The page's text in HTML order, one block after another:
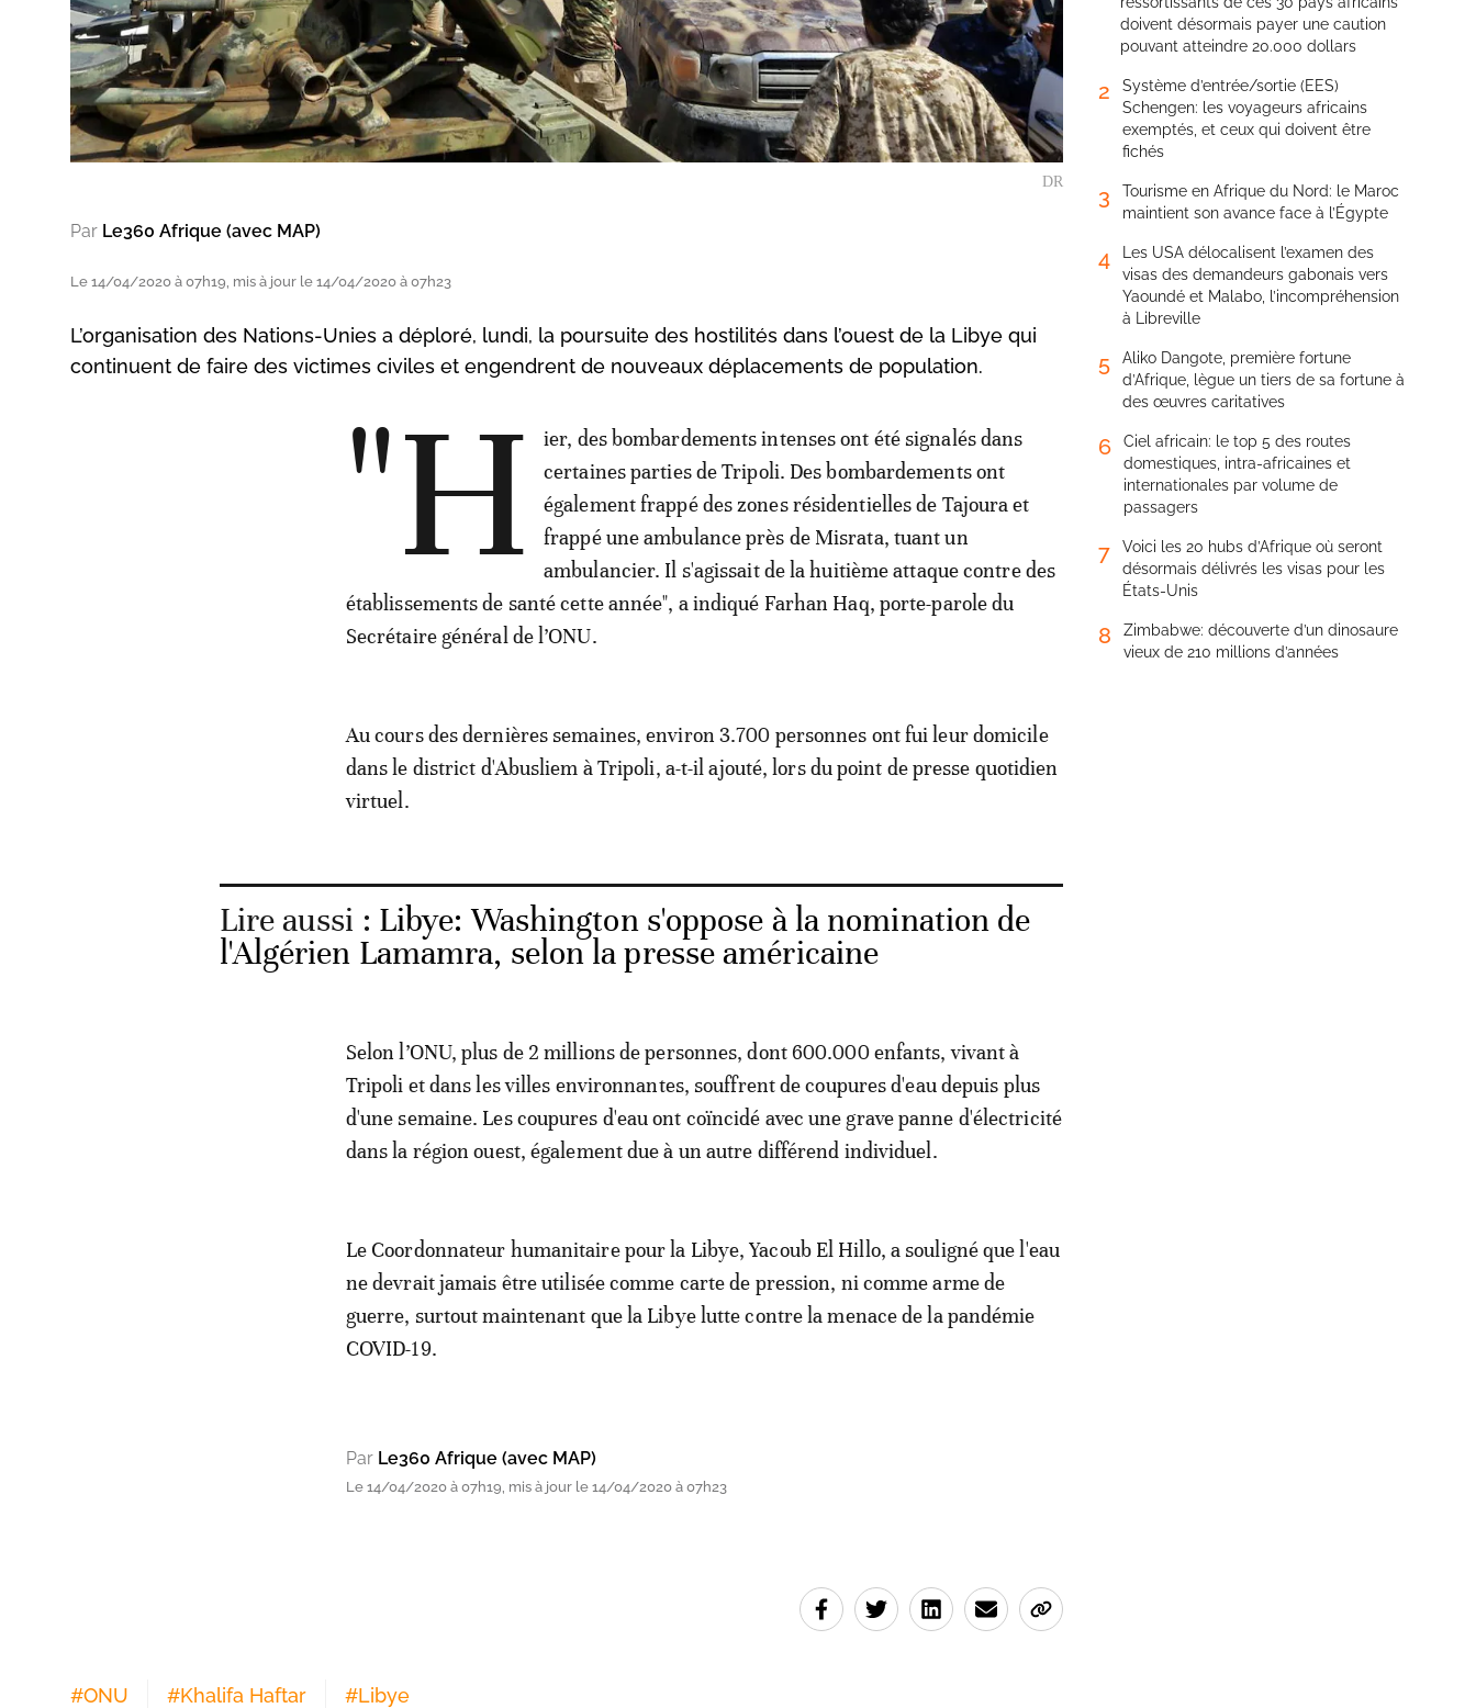
DR
Par Le360 Afrique (avec MAP)
Le 14/04/2020 à 07h19, mis à jour le 14/04/2020 à 07h23
L’organisation des Nations-Unies a déploré, lundi, la poursuite des hostilités dans l’ouest de la Libye qui
continuent de faire des victimes civiles et engendrent de nouveaux déplacements de population.
"H
ier, des bombardements intenses ont été signalés dans
certaines parties de Tripoli. Des bombardements ont
également frappé des zones résidentielles de Tajoura et
frappé une ambulance près de Misrata, tuant un
ambulancier. Il s'agissait de la huitième attaque contre des
établissements de santé cette année", a indiqué Farhan Haq, porte-parole du
Secrétaire général de l’ONU.
Au cours des dernières semaines, environ 3.700 personnes ont fui leur domicile
dans le district d'Abusliem à Tripoli, a-t-il ajouté, lors du point de presse quotidien
virtuel.
Lire aussi : Libye: Washington s'oppose à la nomination de
l'Algérien Lamamra, selon la presse américaine
Selon l’ONU, plus de 2 millions de personnes, dont 600.000 enfants, vivant à
Tripoli et dans les villes environnantes, souffrent de coupures d'eau depuis plus
d'une semaine. Les coupures d'eau ont coïncidé avec une grave panne d'électricité
dans la région ouest, également due à un autre différend individuel.
Le Coordonnateur humanitaire pour la Libye, Yacoub El Hillo, a souligné que l'eau
ne devrait jamais être utilisée comme carte de pression, ni comme arme de
guerre, surtout maintenant que la Libye lutte contre la menace de la pandémie
COVID-19.
Par Le360 Afrique (avec MAP)
Le 14/04/2020 à 07h19, mis à jour le 14/04/2020 à 07h23
#ONU #Khalifa Haftar #Libye
doivent désormais payer une caution
pouvant atteindre 20.000 dollars
2
Système d’entrée/sortie (EES)
Schengen: les voyageurs africains
exemptés, et ceux qui doivent être
fichés
3
Tourisme en Afrique du Nord: le Maroc
maintient son avance face à l’Égypte
4
Les USA délocalisent l’examen des
visas des demandeurs gabonais vers
Yaoundé et Malabo, l’incompréhension
à Libreville
5
Aliko Dangote, première fortune
d’Afrique, lègue un tiers de sa fortune à
des œuvres caritatives
6
Ciel africain: le top 5 des routes
domestiques, intra-africaines et
internationales par volume de
passagers
7
Voici les 20 hubs d’Afrique où seront
désormais délivrés les visas pour les
États-Unis
8
Zimbabwe: découverte d’un dinosaure
vieux de 210 millions d’années